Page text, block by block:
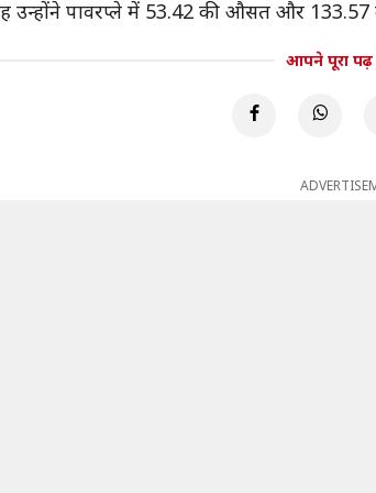
पावरप्ले में 53.42 की औसत और 133.57
आपने पूरा पढ़